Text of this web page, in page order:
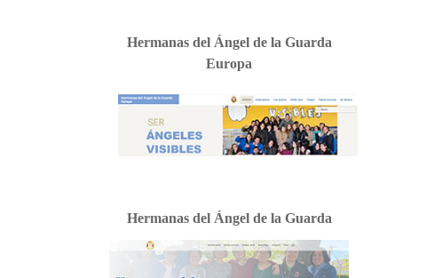
Hermanas del Ángel de la Guarda
Europa
Hermanas del Ángel de la Guarda